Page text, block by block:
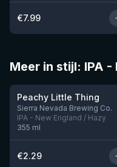
€7.99
Meer in stijl: IPA -
★3.63
Peachy Little Thing
Sierra Nevada Brewing Co.
IPA - New England / Hazy
355 ml
€2.29
★3.92